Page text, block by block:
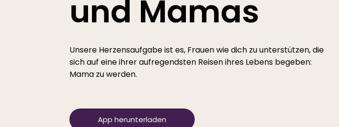
und Mamas
Unsere Herzensaufgabe ist es, Frauen wie dich zu unterstützen, die
sich auf eine ihrer aufregendsten Reisen ihres Lebens begeben:
Mama zu werden.
App herunterladen